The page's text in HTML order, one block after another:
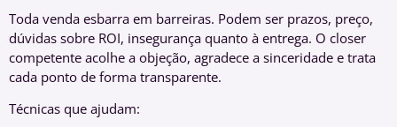
Toda venda esbarra em barreiras. Podem ser prazos, preço,
dúvidas sobre ROI, insegurança quanto à entrega. O closer
competente acolhe a objeção, agradece a sinceridade e trata
cada ponto de forma transparente.
Técnicas que ajudam: